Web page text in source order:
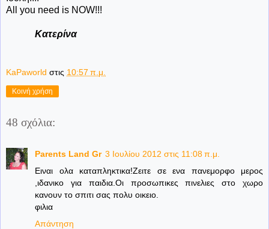
All you need is NOW!!!
Κατερίνα
KaPaworld στις 10:57 π.μ.
Κοινή χρήση
48 σχόλια:
Parents Land Gr 3 Ιουλίου 2012 στις 11:08 π.μ.
Ειναι ολα καταπληκτικα!Ζειτε σε ενα πανεμορφο μερος
,ιδανικο για παιδια.Οι προσωπικες πινελιες στο χωρο
κανουν το σπιτι σας πολυ οικειο.
φιλια
Απάντηση